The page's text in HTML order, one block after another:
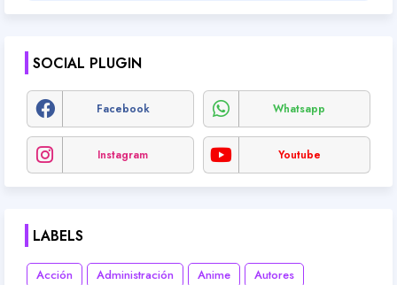
SOCIAL PLUGIN
Facebook Whatsapp
Instagram Youtube
LABELS
Acción Administración Anime
Autores